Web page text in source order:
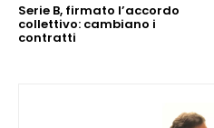
Serie B, firmato l’accordo
collettivo: cambiano i
contratti